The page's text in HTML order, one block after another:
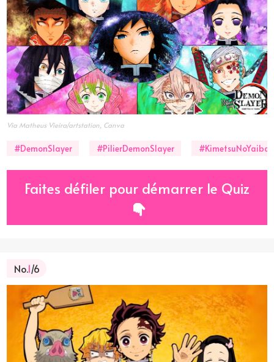
Via Matheus Vieira/artstation, Canva
#DemonSlayer #PilierDemonSlayer #KimetsuNoYaiba
Faites défiler pour démarrer le Quiz
No.1/6